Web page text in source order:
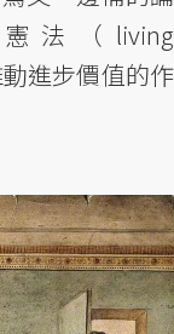
法（living
進步價值的作